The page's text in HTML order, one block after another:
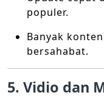
populer.
Banyak
bersahabat.
5. Vidio dan